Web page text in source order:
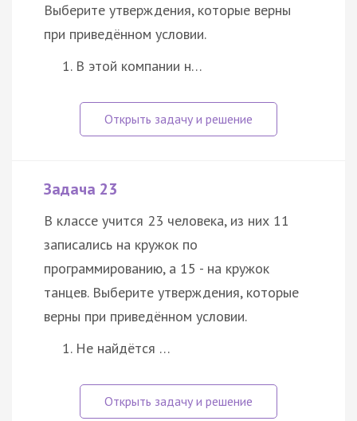
Выберите утверждения, которые верны
при приведённом условии.
В этой компании н…
Задача 23
В классе учится 23 человека, из них 11
записались на кружок по
программированию, а 15 - на кружок
танцев. Выберите утверждения, которые
верны при приведённом условии.
Не найдётся …